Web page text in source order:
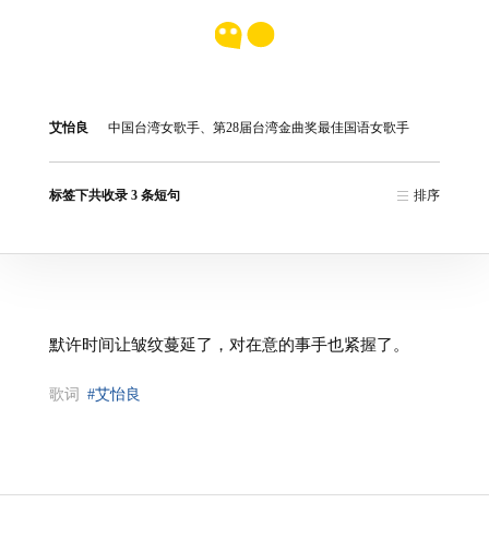
艾怡良 中国台湾女歌手、第28届台湾金曲奖最佳国语女歌手
标签下共收录 3 条短句 排序
默许时间让皱纹蔓延了，对在意的事手也紧握了。
歌词 #艾怡良